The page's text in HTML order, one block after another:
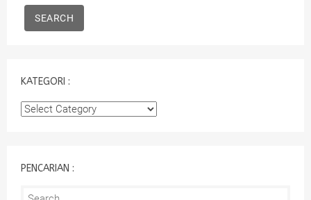
KATEGORI :
Kategori
PENCARIAN :
Search